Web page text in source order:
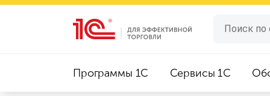
Программы 1C Сервисы 1C